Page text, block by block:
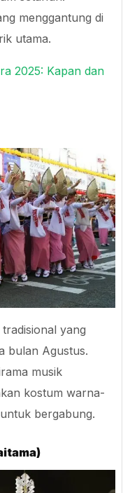
menggantung di
utama.
2025: Kapan dan
yang
bulan Agustus.
musik
kostum warna-
bergabung.